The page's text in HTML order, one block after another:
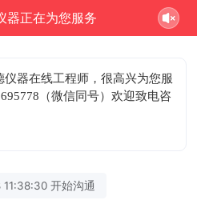
器正在为您服务
仪器在线工程师，很高兴为您服
（微信同号）欢迎致电咨
开始沟通